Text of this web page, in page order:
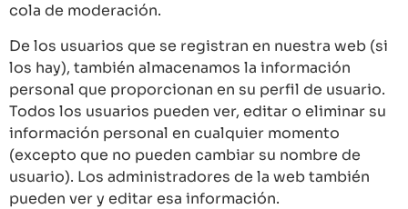
cola de moderación.
De los usuarios que se registran en nuestra web (si
los hay), también almacenamos la información
personal que proporcionan en su perfil de usuario.
Todos los usuarios pueden ver, editar o eliminar su
información personal en cualquier momento
(excepto que no pueden cambiar su nombre de
usuario). Los administradores de la web también
pueden ver y editar esa información.